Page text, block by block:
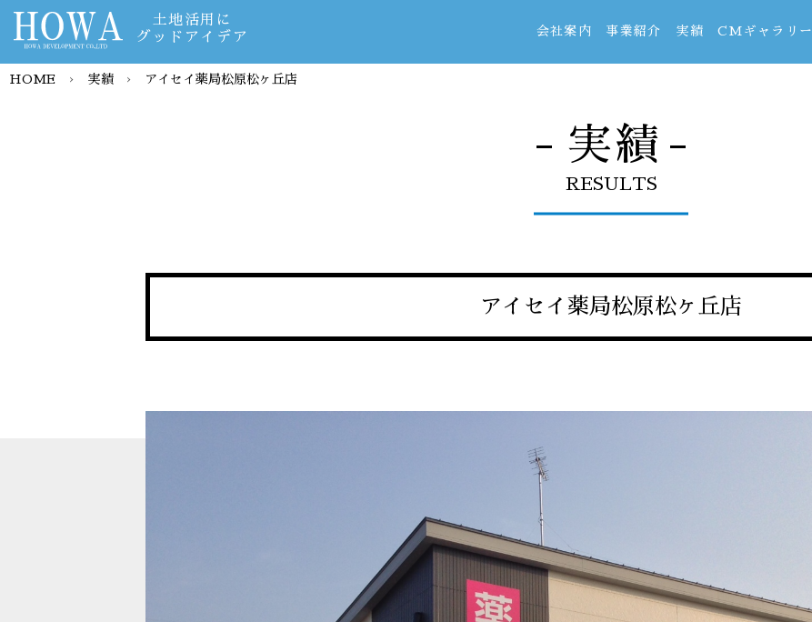
土地活用に
グッドアイデア
会社案内 事業紹介 実績 CMギャラリー
- 実績 -
RESULTS
HOME › 実績› アイセイ薬局松原松ヶ丘店
アイセイ薬局松原松ヶ丘店